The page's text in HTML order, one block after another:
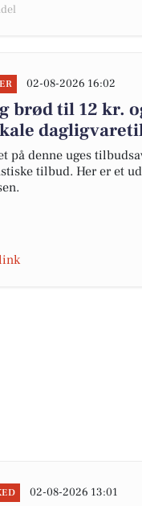
02-08-2026 16:02
brød til 12 kr.
på denne uges
tilbud. Her er et
02-08-2026 13:01